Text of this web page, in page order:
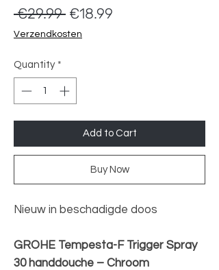
€29.99 Regular
Price
€18.99
Verzendkosten
Quantity *
Add to Cart
Buy Now
Nieuw in beschadigde doos
GROHE Tempesta-F Trigger Spray
30 handdouche – Chroom